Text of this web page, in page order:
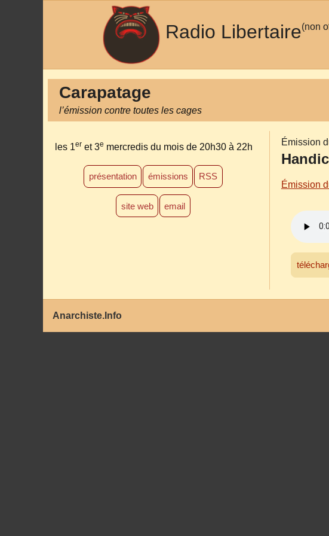
Radio Libertaire(non
Carapatage
l’émission contre toutes les cages
les 1er et 3e mercredis du mois de 20h30 à 22h
présentation émissions RSS
site web email
Émission
Émission
Anarchiste.Info